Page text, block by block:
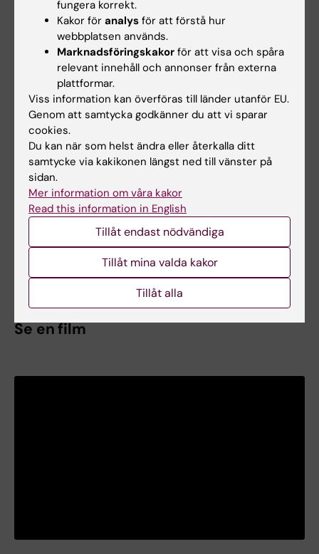
kliniska vetenskaper, Danderyds sjukhus
Olof Sköldenberg är född i Stockholm 1967. Han
utbildade sig till sjuksköterska med examen 1991
och blev operationssköterska 1992. 1999 tog han
läkarexamen från Uppsala universitet och 2010
blev han specialist i ortopedkirurgi.
Sköldenberg disputerade vid KI 2010. Han är
sedan 2010 överläkare vid Danderyds sjukhus,
samt forskare vid KIDS - KI:s institution för kliniska
vetenskaper, Danderyds sjukhus. 2014 blev han
docent och han har 2014-2018 haft en klinisk
postdok, bekostad av ALF. Sedan 2018 är han
ordförande för Svenska höft- och knäföreningen.
Olof Sköldenberg har anställts som professor vid
Karolinska Institutet från 1 juni 2020.
Se en film
fungera korrekt.
Kakor för analys för att förstå hur
webbplatsen används.
Marknadsföringskakor för att visa och spåra
relevant innehåll och annonser från externa
plattformar.
Viss information kan överföras till länder utanför EU.
Genom att samtycka godkänner du att vi sparar
cookies.
Du kan när som helst ändra eller återkalla ditt
samtycke via kakikonen längst ned till vänster på
sidan.
Mer information om våra kakor
Read this information in English
Tillåt endast nödvändiga
Tillåt mina valda kakor
Tillåt alla